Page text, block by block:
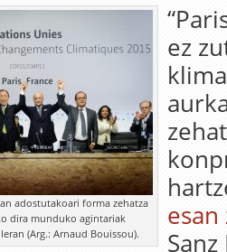
adostutakoari forma zehatza
dira munduko agintariak
(Arg.: Arnaud Bouissou).
ez
esan